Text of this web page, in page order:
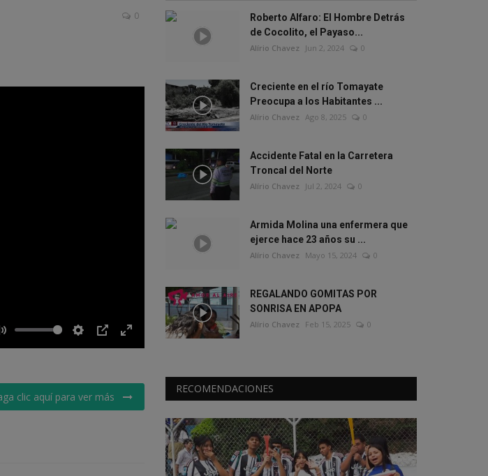
0
clic aquí para ver más
Roberto Alfaro: El Hombre Detrás
de Cocolito, el Payaso...
Alírio Chavez Jun 2, 2024 0
Creciente en el río Tomayate
Preocupa a los Habitantes ...
Alírio Chavez Ago 8, 2025 0
Accidente Fatal en la Carretera
Troncal del Norte
Alírio Chavez Jul 2, 2024 0
Armida Molina una enfermera que
ejerce hace 23 años su ...
Alírio Chavez Mayo 15, 2024 0
REGALANDO GOMITAS POR
SONRISA EN APOPA
Alírio Chavez Feb 15, 2025 0
RECOMENDACIONES